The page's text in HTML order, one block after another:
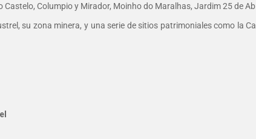
Castelo, Columpio y Mirador, Moinho do Maralhas, Jardim 25 de
su zona minera, y una serie de sitios patrimoniales como la